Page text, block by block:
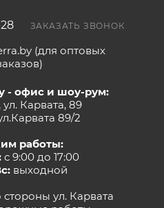
ЗАКАЗАТЬ ЗВОНОК
(для оптовых
- офис и шоу-рум:
ул. Карвата, 89
89/2
работы:
с 9:00 до 17:00
выходной
ул. Карвата